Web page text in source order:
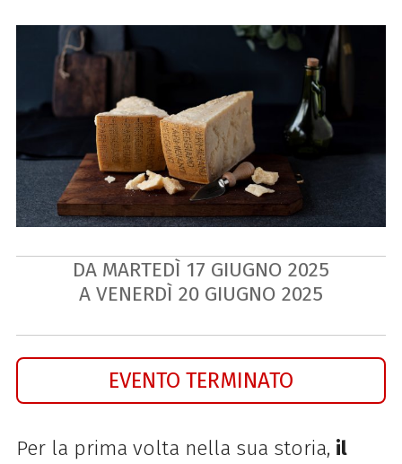
DA MARTEDÌ 17 GIUGNO 2025
A VENERDÌ 20 GIUGNO 2025
EVENTO TERMINATO
Per la prima volta nella sua storia, il